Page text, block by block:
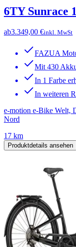
6TY Sunrace
ab3.349,00 €inkl. MwSt
FAZUA
Mit 430
In 1 Farbe
In weiteren
e-motion e-Bike Welt,
Nord
17 km
Produktdetails ansehen